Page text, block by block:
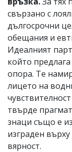
свързано с
дългосрочни
обещания и
Идеалният
който
опора. Те
лицето на
твърде
знаци също е
изграден
вярност.